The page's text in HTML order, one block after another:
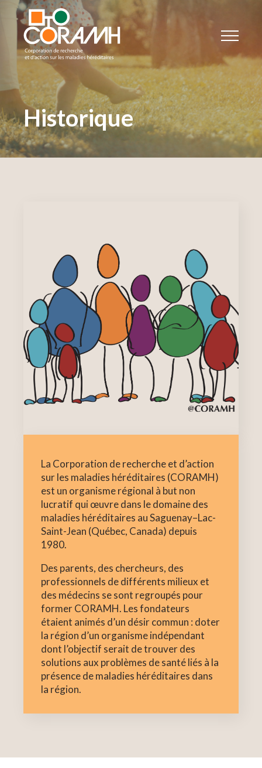
Historique
La Corporation de recherche et d’action
sur les maladies héréditaires (CORAMH)
est un organisme régional à but non
lucratif qui œuvre dans le domaine des
maladies héréditaires au Saguenay–Lac-
Saint-Jean (Québec, Canada) depuis
1980.
Des parents, des chercheurs, des
professionnels de différents milieux et
des médecins se sont regroupés pour
former CORAMH. Les fondateurs
étaient animés d’un désir commun : doter
la région d’un organisme indépendant
dont l’objectif serait de trouver des
solutions aux problèmes de santé liés à la
présence de maladies héréditaires dans
la région.